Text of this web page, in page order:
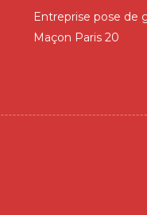
Entreprise pose de
Maçon Paris 20